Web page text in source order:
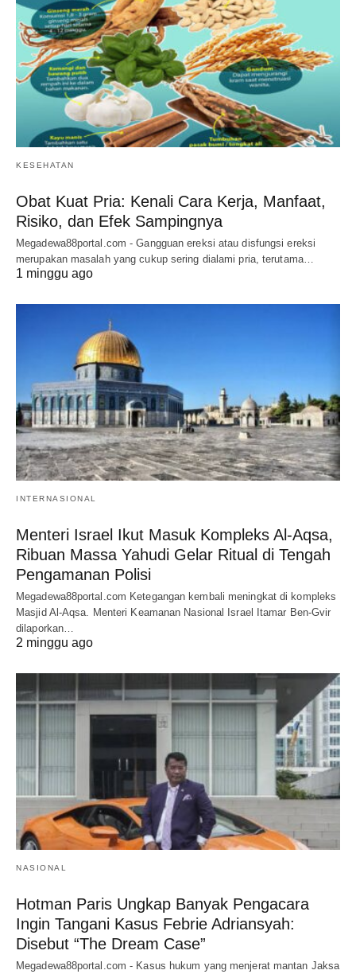
KESEHATAN
Obat Kuat Pria: Kenali Cara Kerja, Manfaat,
Risiko, dan Efek Sampingnya
Megadewa88portal.com - Gangguan ereksi atau disfungsi ereksi
merupakan masalah yang cukup sering dialami pria, terutama…
1 minggu ago
INTERNASIONAL
Menteri Israel Ikut Masuk Kompleks Al-Aqsa,
Ribuan Massa Yahudi Gelar Ritual di Tengah
Pengamanan Polisi
Megadewa88portal.com Ketegangan kembali meningkat di kompleks
Masjid Al-Aqsa. Menteri Keamanan Nasional Israel Itamar Ben-Gvir
dilaporkan…
2 minggu ago
NASIONAL
Hotman Paris Ungkap Banyak Pengacara
Ingin Tangani Kasus Febrie Adriansyah:
Disebut “The Dream Case”
Megadewa88portal.com - Kasus hukum yang menjerat mantan Jaksa